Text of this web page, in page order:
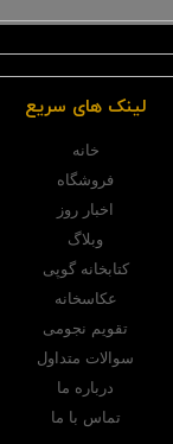
لینک های سریع
خانه
فروشگاه
اخبار روز
وبلاگ
کتابخانه گوپی
عکاسخانه
تقویم نجومی
سوالات متداول
درباره ما
تماس با ما